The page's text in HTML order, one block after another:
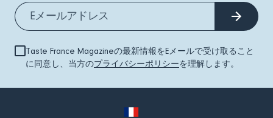
Taste France Magazineの最新情報をEメールで受け取ること
に同意し、当方のプライバシーポリシーを理解します。